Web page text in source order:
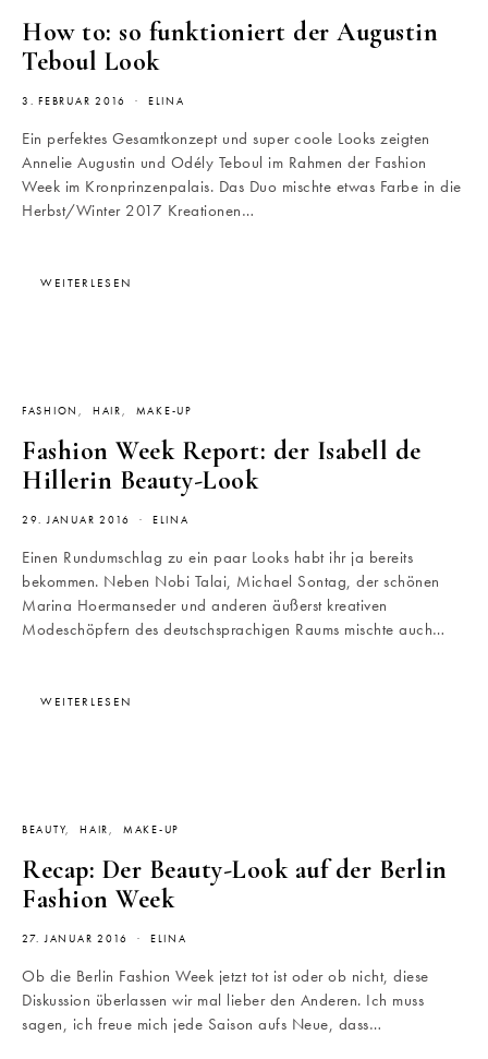
How to: so funktioniert der Augustin
Teboul Look
3. FEBRUAR 2016 ELINA
Ein perfektes Gesamtkonzept und super coole Looks zeigten
Annelie Augustin und Odély Teboul im Rahmen der Fashion
Week im Kronprinzenpalais. Das Duo mischte etwas Farbe in die
Herbst/Winter 2017 Kreationen…
WEITERLESEN
FASHION HAIR MAKE-UP
Fashion Week Report: der Isabell de
Hillerin Beauty-Look
29. JANUAR 2016 ELINA
Einen Rundumschlag zu ein paar Looks habt ihr ja bereits
bekommen. Neben Nobi Talai, Michael Sontag, der schönen
Marina Hoermanseder und anderen äußerst kreativen
Modeschöpfern des deutschsprachigen Raums mischte auch…
WEITERLESEN
BEAUTY HAIR MAKE-UP
Recap: Der Beauty-Look auf der Berlin
Fashion Week
27. JANUAR 2016 ELINA
Ob die Berlin Fashion Week jetzt tot ist oder ob nicht, diese
Diskussion überlassen wir mal lieber den Anderen. Ich muss
sagen, ich freue mich jede Saison aufs Neue, dass…